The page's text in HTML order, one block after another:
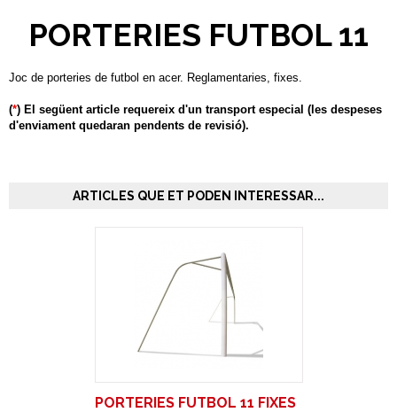
PORTERIES FUTBOL 11
Joc de porteries de futbol en acer. Reglamentaries, fixes.
(*) El següent article requereix d'un transport especial (les despeses
d'enviament quedaran pendents de revisió).
ARTICLES QUE ET PODEN INTERESSAR...
PORTERIES FUTBOL 11 FIXES